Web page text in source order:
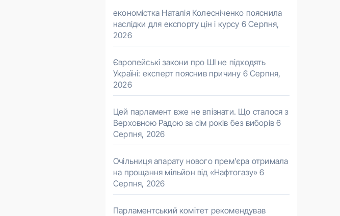
економістка Наталія Колесніченко пояснила
наслідки для експорту цін і курсу 6 Серпня,
2026
Європейські закони про ШІ не підходять
Україні: експерт пояснив причину 6 Серпня,
2026
Цей парламент вже не впізнати. Що сталося з
Верховною Радою за сім років без виборів 6
Серпня, 2026
Очільниця апарату нового прем’єра отримала
на прощання мільйон від «Нафтогазу» 6
Серпня, 2026
Парламентський комітет рекомендував